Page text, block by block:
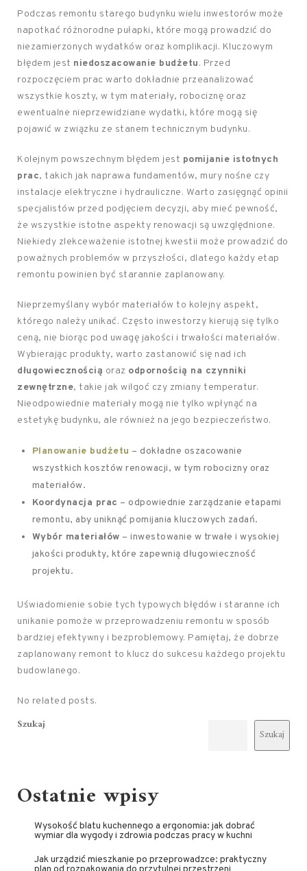
Podczas remontu starego budynku wielu inwestorów może
napotkać różnorodne pułapki, które mogą prowadzić do
niezamierzonych wydatków oraz komplikacji. Kluczowym
błędem jest niedoszacowanie budżetu. Przed
rozpoczęciem prac warto dokładnie przeanalizować
wszystkie koszty, w tym materiały, robociznę oraz
ewentualne nieprzewidziane wydatki, które mogą się
pojawić w związku ze stanem technicznym budynku.
Kolejnym powszechnym błędem jest pomijanie istotnych
prac, takich jak naprawa fundamentów, mury nośne czy
instalacje elektryczne i hydrauliczne. Warto zasięgnąć opinii
specjalistów przed podjęciem decyzji, aby mieć pewność,
że wszystkie istotne aspekty renowacji są uwzględnione.
Niekiedy zlekceważenie istotnej kwestii może prowadzić do
poważnych problemów w przyszłości, dlatego każdy etap
remontu powinien być starannie zaplanowany.
Nieprzemyślany wybór materiałów to kolejny aspekt,
którego należy unikać. Często inwestorzy kierują się tylko
ceną, nie biorąc pod uwagę jakości i trwałości materiałów.
Wybierając produkty, warto zastanowić się nad ich
długowiecznością oraz odpornością na czynniki
zewnętrzne, takie jak wilgoć czy zmiany temperatur.
Nieodpowiednie materiały mogą nie tylko wpłynąć na
estetykę budynku, ale również na jego bezpieczeństwo.
Planowanie budżetu – dokładne oszacowanie
wszystkich kosztów renowacji, w tym robocizny oraz
materiałów.
Koordynacja prac – odpowiednie zarządzanie etapami
remontu, aby uniknąć pomijania kluczowych zadań.
Wybór materiałów – inwestowanie w trwałe i wysokiej
jakości produkty, które zapewnią długowieczność
projektu.
Uświadomienie sobie tych typowych błędów i staranne ich
unikanie pomoże w przeprowadzeniu remontu w sposób
bardziej efektywny i bezproblemowy. Pamiętaj, że dobrze
zaplanowany remont to klucz do sukcesu każdego projektu
budowlanego.
No related posts.
Szukaj
Szukaj
Ostatnie wpisy
Wysokość blatu kuchennego a ergonomia: jak dobrać
wymiar dla wygody i zdrowia podczas pracy w kuchni
Jak urządzić mieszkanie po przeprowadzce: praktyczny